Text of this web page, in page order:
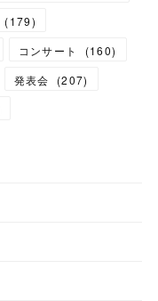
(179)
コンサート (160)
発表会 (207)